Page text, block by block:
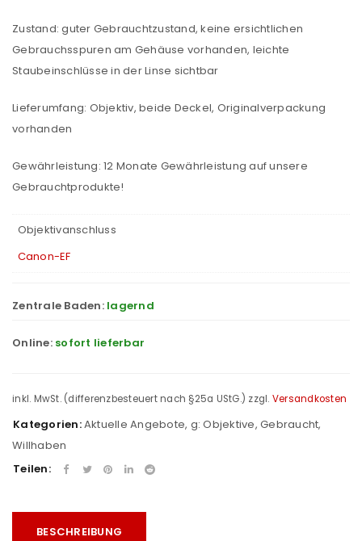
Zustand: guter Gebrauchtzustand, keine ersichtlichen
Gebrauchsspuren am Gehäuse vorhanden, leichte
Staubeinschlüsse in der Linse sichtbar
Lieferumfang: Objektiv, beide Deckel, Originalverpackung
vorhanden
Gewährleistung: 12 Monate Gewährleistung auf unsere
Gebrauchtprodukte!
Objektivanschluss
Canon-EF
Zentrale Baden: lagernd
Online: sofort lieferbar
inkl. MwSt. (differenzbesteuert nach §25a UStG.) zzgl. Versandkosten
Kategorien:Aktuelle Angebote, g: Objektive, Gebraucht,
Willhaben
Teilen:
BESCHREIBUNG